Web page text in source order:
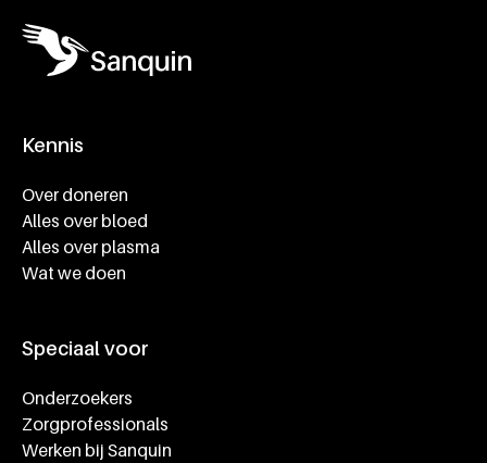
Kennis
Over doneren
Alles over bloed
Alles over plasma
Wat we doen
Speciaal voor
Onderzoekers
Zorgprofessionals
Werken bij Sanquin